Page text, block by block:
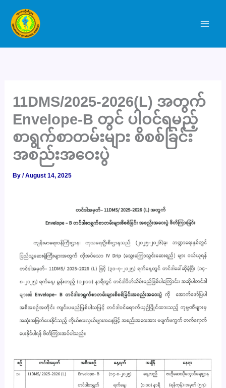
content
11DMS/2025-2026(L) အတွက်
Envelope-B တွင် ပါဝင်ရမည့်
စာရွက်စာတမ်းများ စိစစ်ခြင်း
အစည်းအဝေးပွဲ
By/August 14, 2025